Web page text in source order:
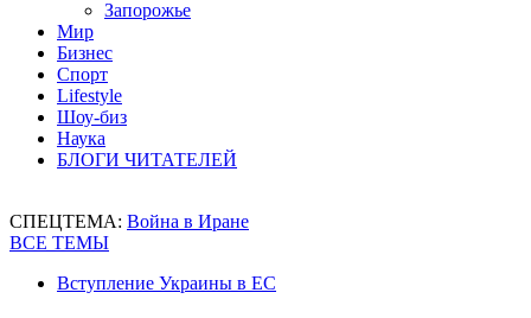
Запорожье
Мир
Бизнес
Спорт
Lifestyle
Шоу-биз
Наука
БЛОГИ ЧИТАТЕЛЕЙ
СПЕЦТЕМА: Война в Иране
ВСЕ ТЕМЫ
Вступление Украины в ЕС